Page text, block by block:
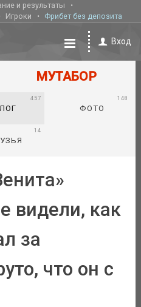
и результаты
Игроки Фрибет без депозита
Вход
МУТАБОР
457
ФОТО
148
14
видели, как
за
что он с